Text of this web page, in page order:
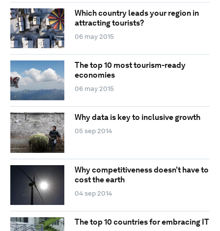
Which country leads your region in
attracting tourists?
06 may 2015
The top 10 most tourism-ready
economies
06 may 2015
Why data is key to inclusive growth
05 sep 2014
Why competitiveness doesn’t have to
cost the earth
04 sep 2014
The top 10 countries for embracing IT